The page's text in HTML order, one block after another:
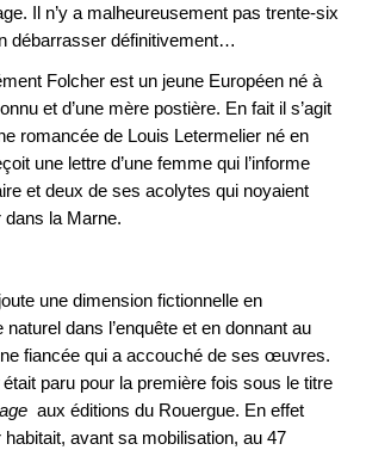
Il n’y a malheureusement pas trente-six
débarrasser définitivement…
Folcher est un jeune Européen né à
et d’une mère postière. En fait il s’agit
romancée de Louis Letermelier né en
une lettre d’une femme qui l’informe
et deux de ses acolytes qui noyaient
dans la Marne.
une dimension fictionnelle en
naturel dans l’enquête et en donnant au
fiancée qui a accouché de ses œuvres.
était paru pour la première fois sous le titre
aux éditions du Rouergue. En effet
habitait, avant sa mobilisation, au 47